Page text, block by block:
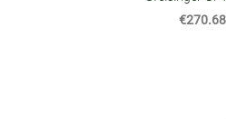
€270.68